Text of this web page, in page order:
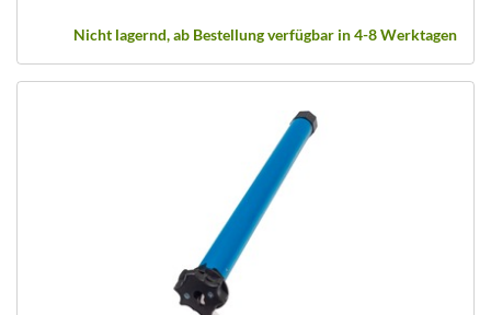
Nicht lagernd, ab Bestellung verfügbar in 4-8 Werktagen